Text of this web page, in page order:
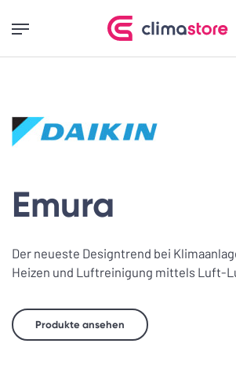
Emura
Der neueste Designtrend bei
Heizen und Luftreinigung mittels Luft-
Produkte ansehen